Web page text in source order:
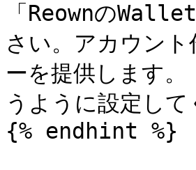
「Reownの
さい。アカウン
ーを提供します
うように設定し
{% endhint %}